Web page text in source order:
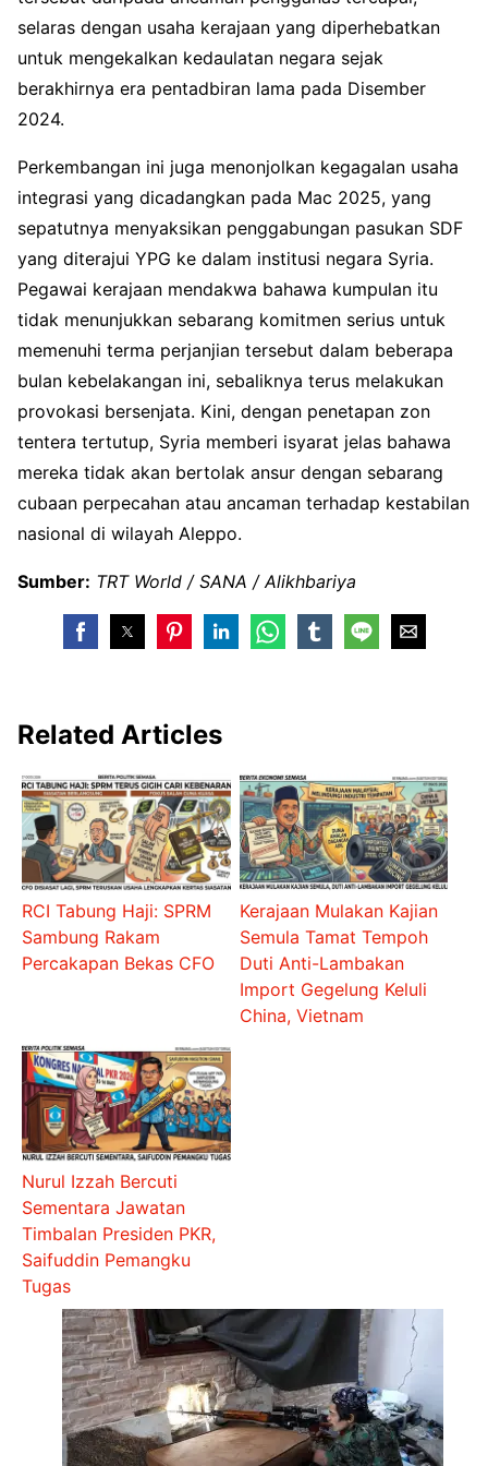
selaras dengan usaha kerajaan yang diperhebatkan
untuk mengekalkan kedaulatan negara sejak
berakhirnya era pentadbiran lama pada Disember
2024.
Perkembangan ini juga menonjolkan kegagalan usaha
integrasi yang dicadangkan pada Mac 2025, yang
sepatutnya menyaksikan penggabungan pasukan SDF
yang diterajui YPG ke dalam institusi negara Syria.
Pegawai kerajaan mendakwa bahawa kumpulan itu
tidak menunjukkan sebarang komitmen serius untuk
memenuhi terma perjanjian tersebut dalam beberapa
bulan kebelakangan ini, sebaliknya terus melakukan
provokasi bersenjata. Kini, dengan penetapan zon
tentera tertutup, Syria memberi isyarat jelas bahawa
mereka tidak akan bertolak ansur dengan sebarang
cubaan perpecahan atau ancaman terhadap kestabilan
nasional di wilayah Aleppo.
Sumber: TRT World / SANA / Alikhbariya
Related Articles
RCI Tabung Haji: SPRM
Sambung Rakam
Percakapan Bekas CFO
Kerajaan Mulakan Kajian
Semula Tamat Tempoh
Duti Anti-Lambakan
Import Gegelung Keluli
China, Vietnam
Nurul Izzah Bercuti
Sementara Jawatan
Timbalan Presiden PKR,
Saifuddin Pemangku
Tugas